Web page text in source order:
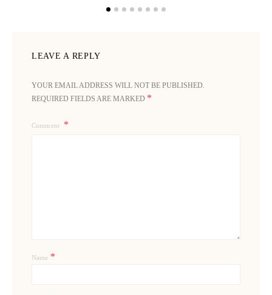
LEAVE A REPLY
YOUR EMAIL ADDRESS WILL NOT BE PUBLISHED.
REQUIRED FIELDS ARE MARKED *
Comment
Name *